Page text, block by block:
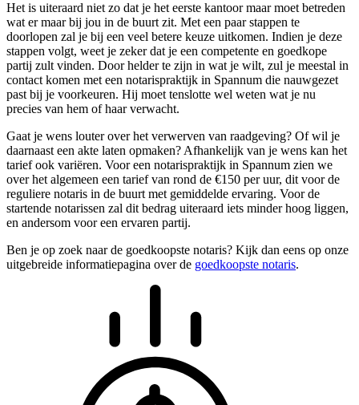
Het is uiteraard niet zo dat je het eerste kantoor maar moet betreden
wat er maar bij jou in de buurt zit. Met een paar stappen te
doorlopen zal je bij een veel betere keuze uitkomen. Indien je deze
stappen volgt, weet je zeker dat je een competente en goedkope
partij zult vinden. Door helder te zijn in wat je wilt, zul je meestal in
contact komen met een notarispraktijk in Spannum die nauwgezet
past bij je voorkeuren. Hij moet tenslotte wel weten wat je nu
precies van hem of haar verwacht.
Gaat je wens louter over het verwerven van raadgeving? Of wil je
daarnaast een akte laten opmaken? Afhankelijk van je wens kan het
tarief ook variëren. Voor een notarispraktijk in Spannum zien we
over het algemeen een tarief van rond de €150 per uur, dit voor de
reguliere notaris in de buurt met gemiddelde ervaring. Voor de
startende notarissen zal dit bedrag uiteraard iets minder hoog liggen,
en andersom voor een ervaren partij.
Ben je op zoek naar de goedkoopste notaris? Kijk dan eens op onze
uitgebreide informatiepagina over de goedkoopste notaris.